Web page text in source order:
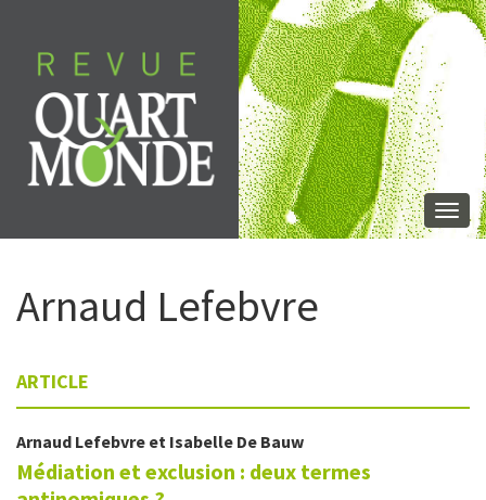
contenu
Arnaud Lefebvre
ARTICLE
Arnaud Lefebvre et Isabelle De Bauw
Médiation et exclusion : deux termes